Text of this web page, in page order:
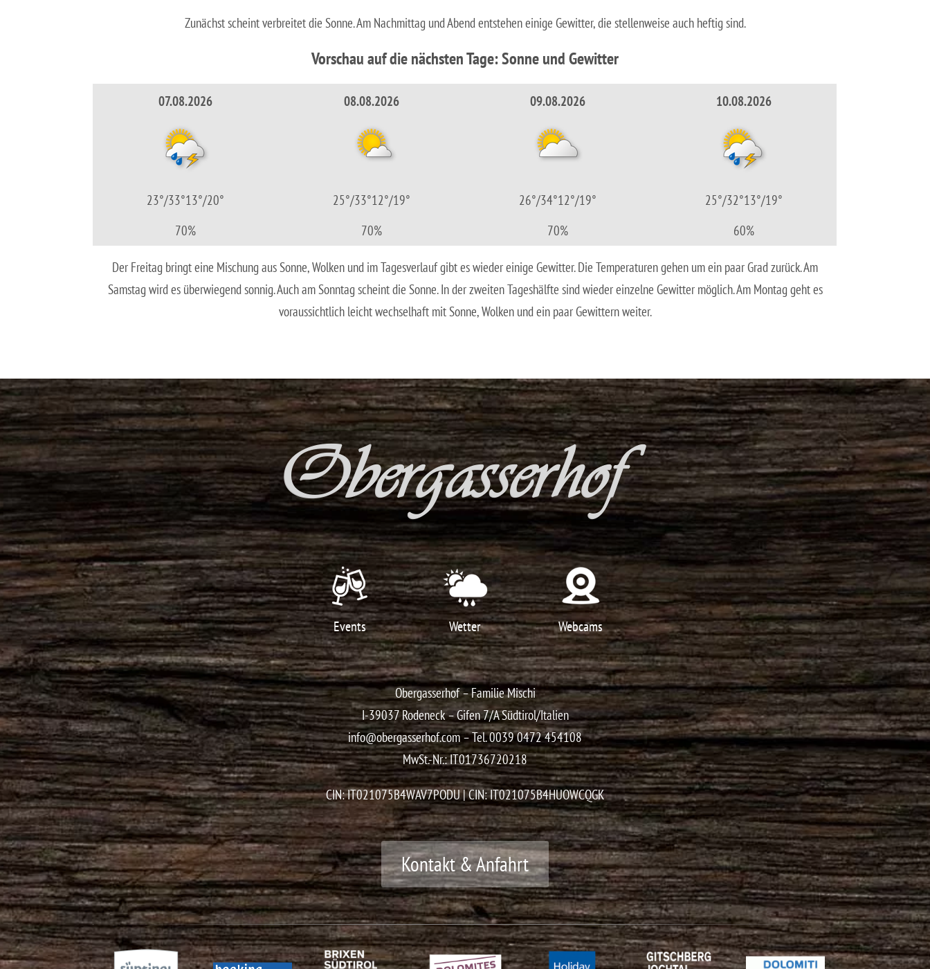
Zunächst scheint verbreitet die Sonne. Am Nachmittag und Abend entstehen einige Gewitter, die stellenweise auch heftig sind.
Vorschau auf die nächsten Tage:Sonne und Gewitter
07.08.2026 08.08.2026 09.08.2026 10.08.2026
23°/33°13°/20° 25°/33°12°/19° 26°/34°12°/19° 25°/32°13°/19°
70%
70% 70% 60%
Der Freitag bringt eine Mischung aus Sonne, Wolken und im Tagesverlauf gibt es wieder einige Gewitter. Die Temperaturen gehen um ein paar Grad zurück. Am
Samstag wird es überwiegend sonnig. Auch am Sonntag scheint die Sonne. In der zweiten Tageshälfte sind wieder einzelne Gewitter möglich. Am Montag geht es
voraussichtlich leicht wechselhaft mit Sonne, Wolken und ein paar Gewittern weiter.
Events Wetter Webcams
Obergasserhof – Familie Mischi
I-39037 Rodeneck – Gifen 7/ASüdtirol/Italien
info@obergasserhof.com– Tel.0039 0472 454108
MwSt.-Nr.: IT01736720218
CIN: IT021075B4WAV7PODU | CIN: IT021075B4HUOWCQGK
Kontakt & Anfahrt